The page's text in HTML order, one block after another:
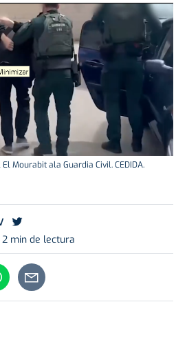
Mourabit ala Guardia Civil. CEDIDA.
2 min de lectura